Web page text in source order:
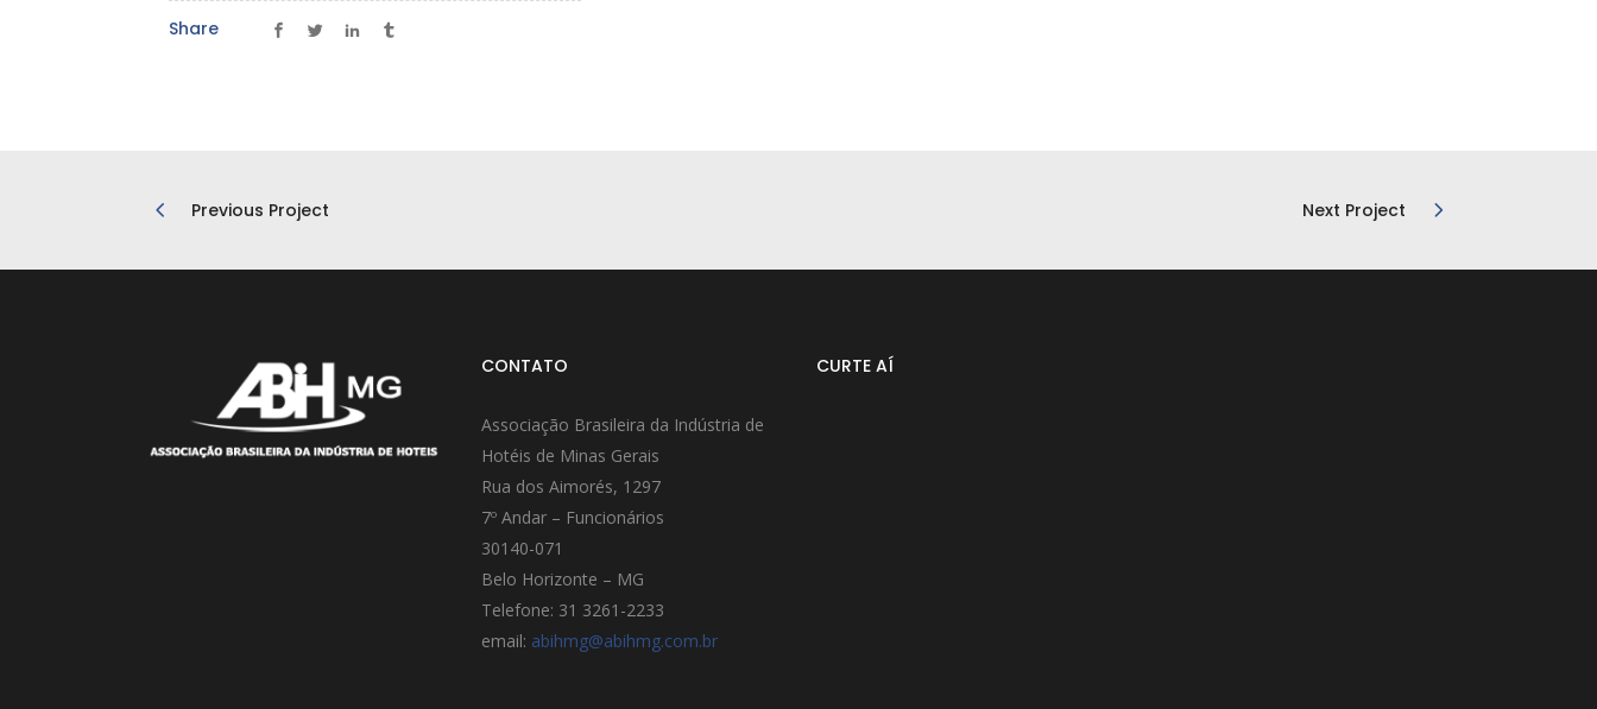
Share
Previous Project Next Project
CONTATO
Associação Brasileira da Indústria de
Hotéis de Minas Gerais
Rua dos Aimorés, 1297
7º Andar – Funcionários
30140-071
Belo Horizonte – MG
Telefone: 31 3261-2233
email: abihmg@abihmg.com.br
CURTE AÍ